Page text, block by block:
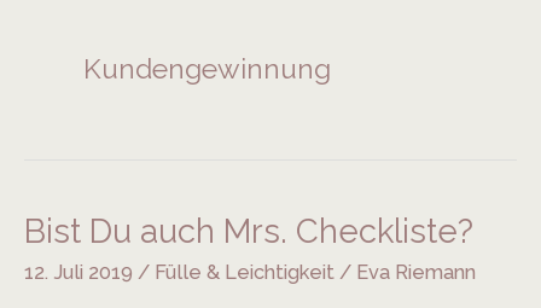
Kundengewinnung
Bist Du auch Mrs. Checkliste?
12. Juli 2019 / Fülle & Leichtigkeit / Eva Riemann
Bist
Du